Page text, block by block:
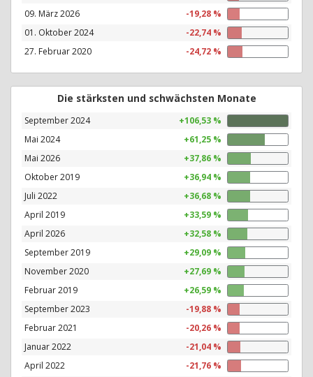
09. März 2026
-19,28 %
01. Oktober 2024
-22,74 %
27. Februar 2020
-24,72 %
Die stärksten und schwächsten Monate
September 2024
+106,53 %
Mai 2024
+61,25 %
Mai 2026
+37,86 %
Oktober 2019
+36,94 %
Juli 2022
+36,68 %
April 2019
+33,59 %
April 2026
+32,58 %
September 2019
+29,09 %
November 2020
+27,69 %
Februar 2019
+26,59 %
September 2023
-19,88 %
Februar 2021
-20,26 %
Januar 2022
-21,04 %
April 2022
-21,76 %